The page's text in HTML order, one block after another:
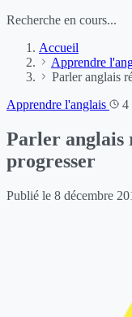
Recherche en cours...
Accueil
Apprendre
Parler anglais
Apprendre l'anglais
4
Parler anglais
progresser
Publié le 8 décembre